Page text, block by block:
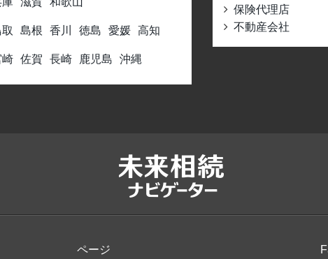
島根 香川 徳島 愛媛 高知
崎 佐賀 長崎 鹿児島 沖縄
保険代理店
不動産会社
ページ